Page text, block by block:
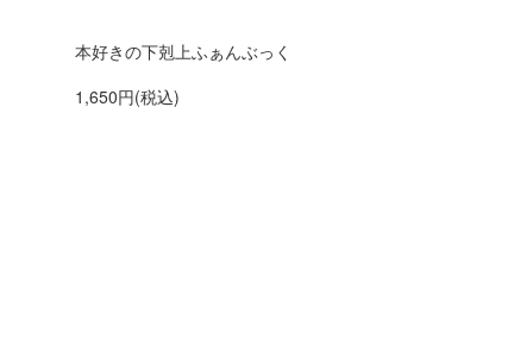
本好きの下剋上ふぁんぶっく
1,650円(税込)